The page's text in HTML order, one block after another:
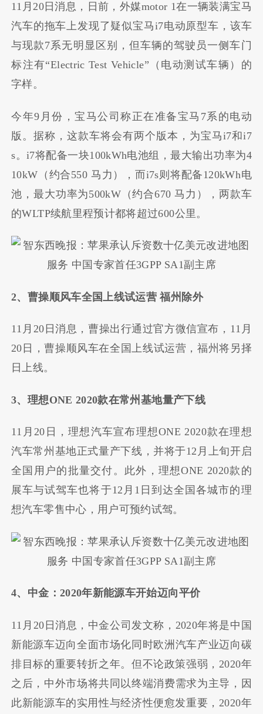
11月20日消息，日前，外媒motor 1在一辆装满宝马
汽车的拖车上发现了疑似宝马i7电动原型车，该车
与现款7系无明显区别，但车辆的驾驶员一侧车门
标注有“Electric Test Vehicle”（电动测试车辆）的
字样。
今年9月份，宝马公司称正在准备宝马7系的电动
版。据称，这款车将会有两个版本，为宝马i7和i7
s。i7将配备一块100kWh电池组，最大输出功率为4
10kW（约合550 马力），而i7s则将配备120kWh电
池，最大功率为500kW（约合670 马力），两款车
的WLTP续航里程预计都将超过600公里。
2、曹操顺风车全国上线试运营 福州除外
11月20日消息，曹操出行通过官方微信宣布，11月
20日，曹操顺风车在全国上线试运营，福州将另择
日上线。
3、理想ONE 2020款在常州基地量产下线
11月20日，理想汽车宣布理想ONE 2020款在理想
汽车常州基地正式量产下线，并将于12月上旬开启
全国用户的批量交付。此外，理想ONE 2020款的
展车与试驾车也将于12月1日到达全国各城市的理
想汽车零售中心，用户可预约试驾。
4、中金：2020年新能源车开始迈向平价
11月20日消息，中金公司发文称，2020年将是中国
新能源车迈向全面市场化同时欧洲汽车产业迈向碳
排目标的重要转折之年。但不论政策强弱，2020年
之后，中外市场将共同以终端消费需求为主导，因
此新能源车的实用性与经济性便愈发重要，2020年